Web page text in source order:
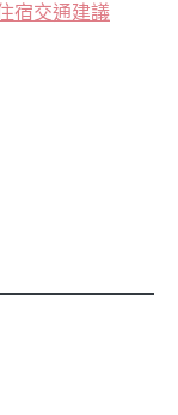
宿交通建議